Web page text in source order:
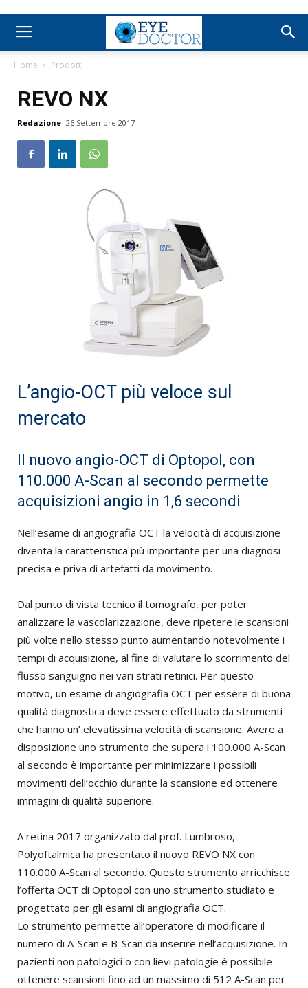
Home Prodotti
REVO NX
Redazione 26 Settembre 2017
L’angio-OCT più veloce sul
mercato
Il nuovo angio-OCT di Optopol, con
110.000 A-Scan al secondo permette
acquisizioni angio in 1,6 secondi
Nell’esame di angiografia OCT la velocità di acquisizione
diventa la caratteristica più importante per una diagnosi
precisa e priva di artefatti da movimento.
Dal punto di vista tecnico il tomografo, per poter
analizzare la vascolarizzazione, deve ripetere le scansioni
più volte nello stesso punto aumentando notevolmente i
tempi di acquisizione, al fine di valutare lo scorrimento del
flusso sanguigno nei vari strati retinici. Per questo
motivo, un esame di angiografia OCT per essere di buona
qualità diagnostica deve essere effettuato da strumenti
che hanno un’ elevatissima velocità di scansione. Avere a
disposizione uno strumento che supera i 100.000 A-Scan
al secondo è importante per minimizzare i possibili
movimenti dell’occhio durante la scansione ed ottenere
immagini di qualità superiore.
A retina 2017 organizzato dal prof. Lumbroso,
Polyoftalmica ha presentato il nuovo REVO NX con
110.000 A-Scan al secondo. Questo strumento arricchisce
l’offerta OCT di Optopol con uno strumento studiato e
progettato per gli esami di angiografia OCT.
Lo strumento permette all’operatore di modificare il
numero di A-Scan e B-Scan da inserire nell’acquisizione. In
pazienti non patologici o con lievi patologie è possibile
ottenere scansioni fino ad un massimo di 512 A-Scan per